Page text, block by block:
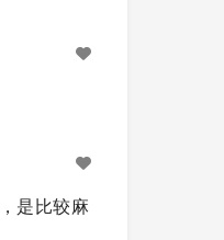
是比较麻